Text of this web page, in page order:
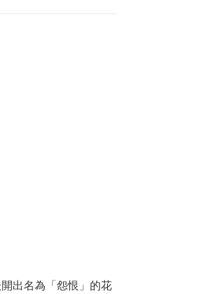
出名為「怨恨」的花